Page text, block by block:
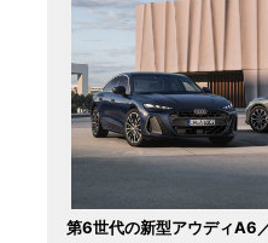
第6世代の新型アウディA6